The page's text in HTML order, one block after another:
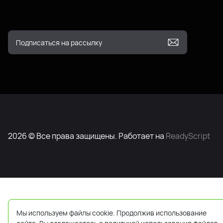
2026 © Все права защищены. Работает на ReadyScript
Мы используем файлы cookie. Продолжив использование